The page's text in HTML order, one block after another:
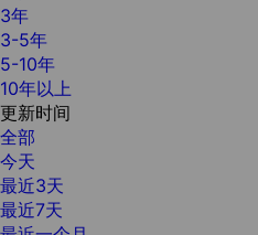
3年
3-5年
5-10年
10年以上
更新时间
全部
今天
最近3天
最近7天